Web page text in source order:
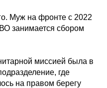
Муж на фронте с 2022
занимается сбором
миссией была в
где
на правом берегу